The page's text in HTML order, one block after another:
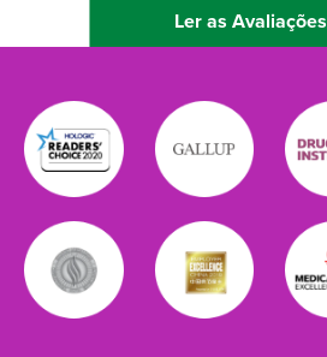
Ler as Avaliações